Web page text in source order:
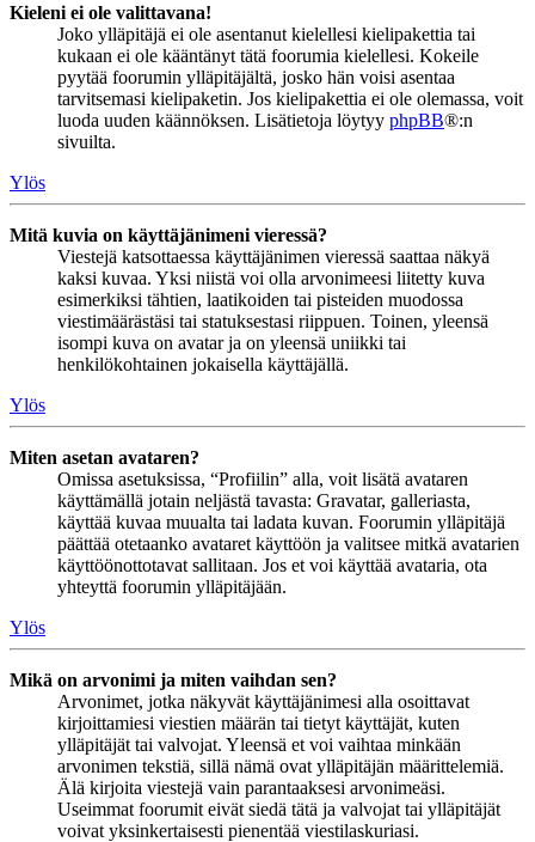
Kieleni ei ole valittavana!
Joko ylläpitäjä ei ole asentanut kielellesi kielipakettia tai
kukaan ei ole kääntänyt tätä foorumia kielellesi. Kokeile
pyytää foorumin ylläpitäjältä, josko hän voisi asentaa
tarvitsemasi kielipaketin. Jos kielipakettia ei ole olemassa, voit
luoda uuden käännöksen. Lisätietoja löytyy phpBB®:n
sivuilta.
Ylös
Mitä kuvia on käyttäjänimeni vieressä?
Viestejä katsottaessa käyttäjänimen vieressä saattaa näkyä
kaksi kuvaa. Yksi niistä voi olla arvonimeesi liitetty kuva
esimerkiksi tähtien, laatikoiden tai pisteiden muodossa
viestimäärästäsi tai statuksestasi riippuen. Toinen, yleensä
isompi kuva on avatar ja on yleensä uniikki tai
henkilökohtainen jokaisella käyttäjällä.
Ylös
Miten asetan avataren?
Omissa asetuksissa, “Profiilin” alla, voit lisätä avataren
käyttämällä jotain neljästä tavasta: Gravatar, galleriasta,
käyttää kuvaa muualta tai ladata kuvan. Foorumin ylläpitäjä
päättää otetaanko avataret käyttöön ja valitsee mitkä avatarien
käyttöönottotavat sallitaan. Jos et voi käyttää avataria, ota
yhteyttä foorumin ylläpitäjään.
Ylös
Mikä on arvonimi ja miten vaihdan sen?
Arvonimet, jotka näkyvät käyttäjänimesi alla osoittavat
kirjoittamiesi viestien määrän tai tietyt käyttäjät, kuten
ylläpitäjät tai valvojat. Yleensä et voi vaihtaa minkään
arvonimen tekstiä, sillä nämä ovat ylläpitäjän määrittelemiä.
Älä kirjoita viestejä vain parantaaksesi arvonimeäsi.
Useimmat foorumit eivät siedä tätä ja valvojat tai ylläpitäjät
voivat yksinkertaisesti pienentää viestilaskuriasi.